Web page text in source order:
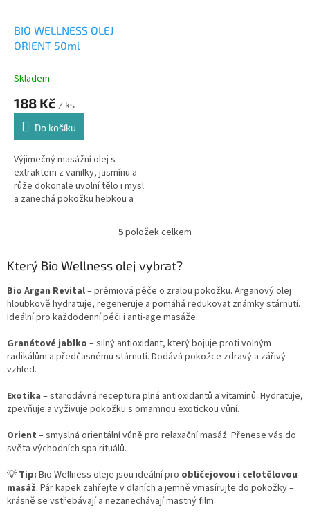
BIO WELLNESS OLEJ
ORIENT 50ml
Skladem
188 Kč / ks
Do košíku
Výjimečný masážní olej s
extraktem z vanilky, jasmínu a
růže dokonale uvolní tělo i mysl
a zanechá pokožku hebkou a
O
l
d
a
c
p
r
y
v
p
u
5položek celkem
Který Bio Wellness olej vybrat?
Bio Argan Revital– prémiová péče o zralou pokožku. Arganový olej
hloubkově hydratuje, regeneruje a pomáhá redukovat známky stárnutí.
Ideální pro každodenní péči i anti-age masáže.
Granátové jablko – silný antioxidant, který bojuje proti volným
radikálům a předčasnému stárnutí. Dodává pokožce zdravý a zářivý
vzhled.
Exotika – starodávná receptura plná antioxidantů a vitamínů. Hydratuje,
zpevňuje a vyživuje pokožku s omamnou exotickou vůní.
Orient – smyslná orientální vůně pro relaxační masáž. Přenese vás do
světa východních spa rituálů.
💡 Tip: Bio Wellness oleje jsou ideální pro obličejovou i celotělovou
masáž. Pár kapek zahřejte v dlaních a jemně vmasírujte do pokožky –
krásně se vstřebávají a nezanechávají mastný film.